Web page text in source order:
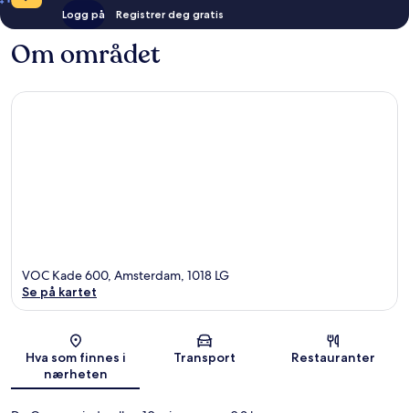
Logg på Registrer deg gratis
Om området
Kart
VOC Kade 600, Amsterdam, 1018 LG
Se på kartet
Hva som finnes i
nærheten
Transport Restauranter